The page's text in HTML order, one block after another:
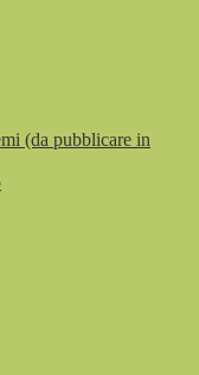
(da pubblicare in